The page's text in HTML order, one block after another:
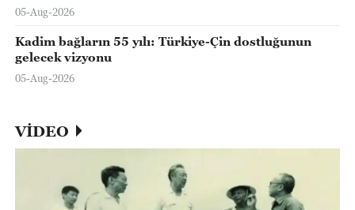
05-Aug-2026
Kadim bağların 55 yılı: Türkiye-Çin dostluğunun
gelecek vizyonu
05-Aug-2026
VİDEO